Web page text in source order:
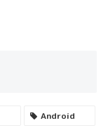
Android